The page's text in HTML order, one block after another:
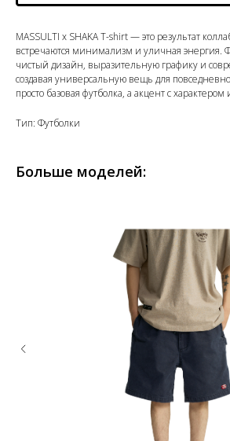
MASSULTI x SHAKA T-shirt — это результат
встречаются минимализм и уличная энергия.
чистый дизайн, выразительную графику и
создавая универсальную вещь для
просто базовая футболка, а акцент с
Тип: Футболки
Больше моделей: